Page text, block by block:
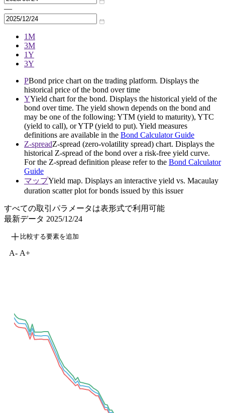
—
1M
3M
1Y
3Y
PBond price chart on the trading platform. Displays the
historical price of the bond over time
YYield chart for the bond. Displays the historical yield of the
bond over time. The yield shown depends on the bond and
may be one of the following: YTM (yield to maturity), YTC
(yield to call), or YTP (yield to put). Yield measures
definitions are available in the Bond Calculator Guide
Z-spreadZ-spread (zero-volatility spread) chart. Displays the
historical Z-spread of the bond over a risk-free yield curve.
For the Z-spread definition please refer to the Bond Calculator
Guide
マップYield map. Displays an interactive yield vs. Macaulay
duration scatter plot for bonds issued by this issuer
すべての取引パラメータは表形式で利用可能
最新データ 2025/12/24
比較する要素を追加